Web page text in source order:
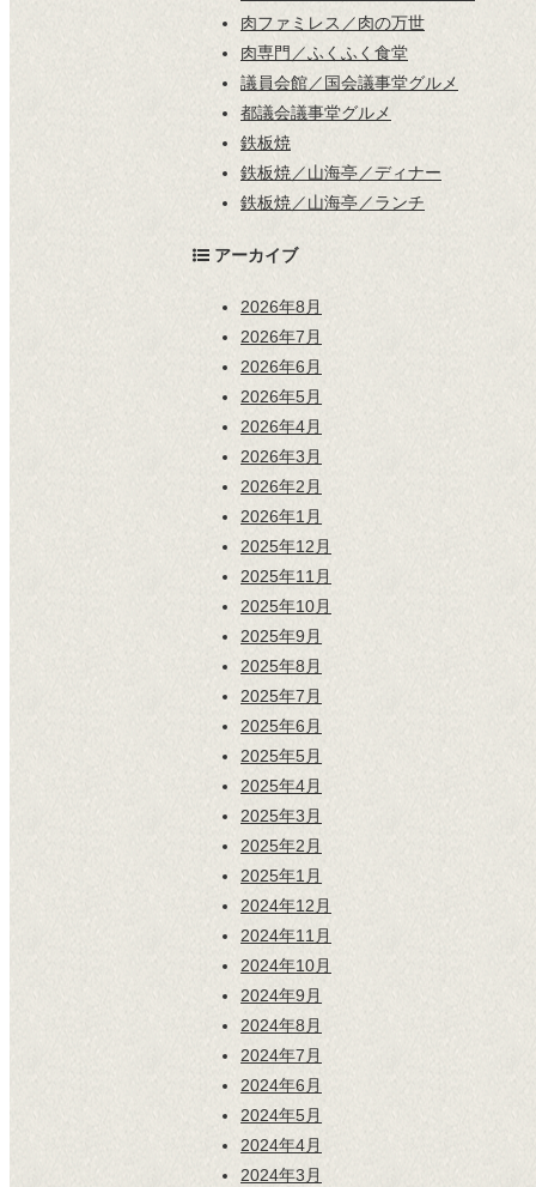
肉ファミレス／肉の万世
肉専門／ふくふく食堂
議員会館／国会議事堂グルメ
都議会議事堂グルメ
鉄板焼
鉄板焼／山海亭／ディナー
鉄板焼／山海亭／ランチ
アーカイブ
2026年8月
2026年7月
2026年6月
2026年5月
2026年4月
2026年3月
2026年2月
2026年1月
2025年12月
2025年11月
2025年10月
2025年9月
2025年8月
2025年7月
2025年6月
2025年5月
2025年4月
2025年3月
2025年2月
2025年1月
2024年12月
2024年11月
2024年10月
2024年9月
2024年8月
2024年7月
2024年6月
2024年5月
2024年4月
2024年3月